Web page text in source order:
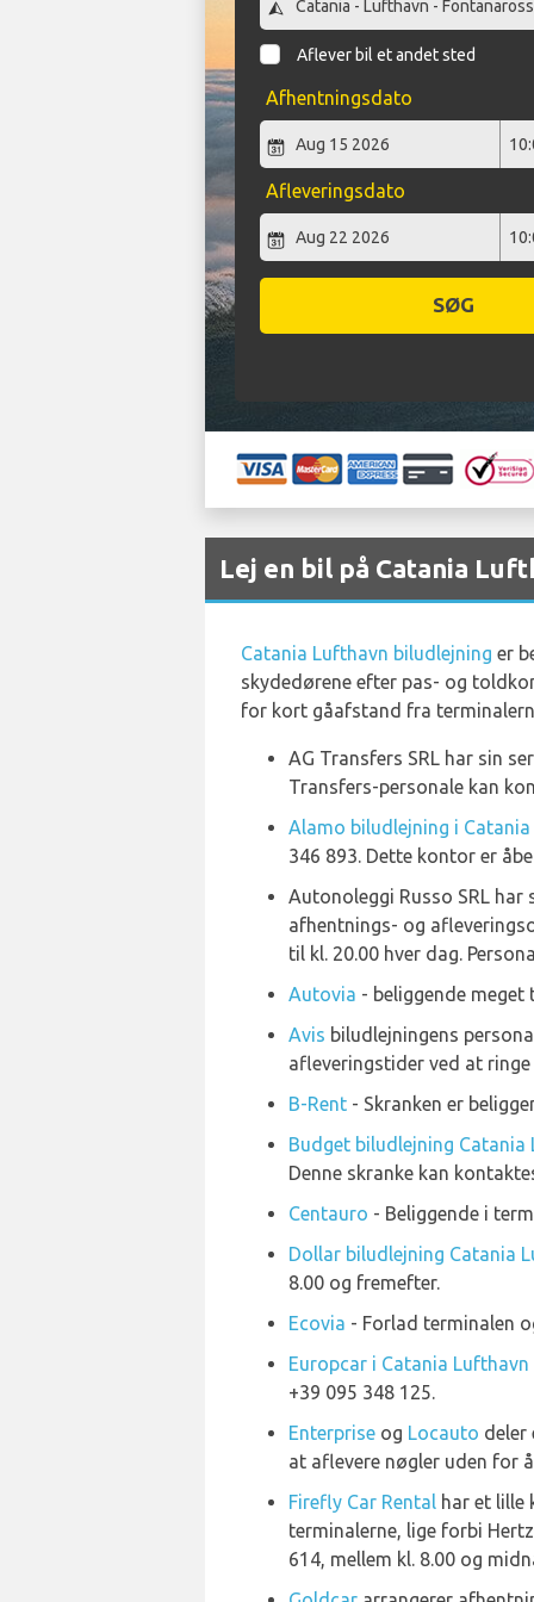
Aflever bil et andet sted
Afhentningsdato
Afleveringsdato
SØG
Lej en bil på Catania
Catania Lufthavn biludlejning er
skydedørene efter pas- og
for kort gåafstand fra
AG Transfers SRL har sin
Transfers-personale kan
Alamo biludlejning i
346 893. Dette kontor er
Autonoleggi Russo SRL
afhentnings- og
til kl. 20.00 hver dag.
Autovia - beliggende
Avis biludlejningens
afleveringstider ved at
B-Rent - Skranken er
Budget biludlejning Catania
Denne skranke kan
Centauro - Beliggende i
Dollar biludlejning Catania
8.00 og fremefter.
Ecovia - Forlad terminalen
Europcar i Catania Lufthavn
+39 095 348 125.
Enterprise og Locauto deler
at aflevere nøgler uden for
Firefly Car Rental har et lille
terminalerne, lige forbi
614, mellem kl. 8.00 og